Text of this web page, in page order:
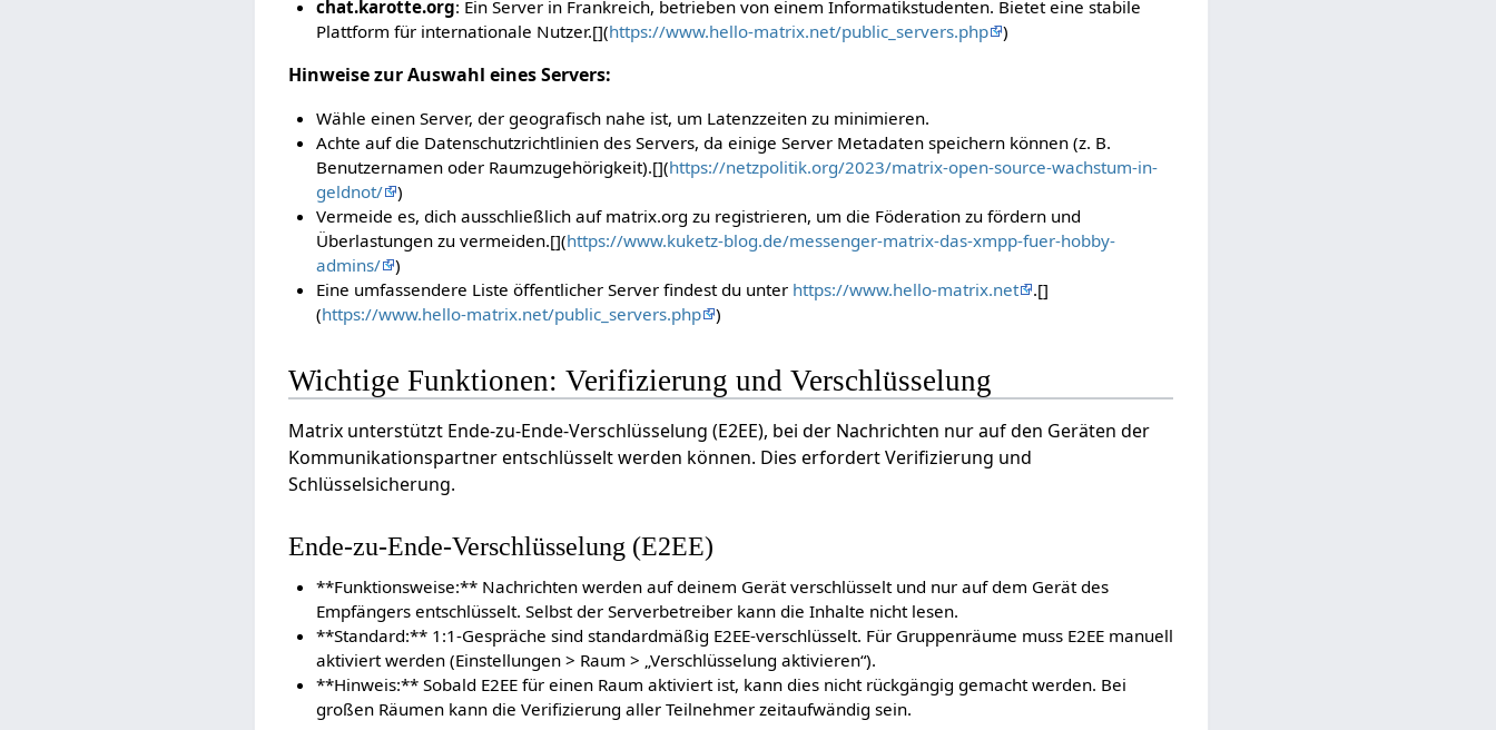
chat.karotte.org: Ein Server in Frankreich, betrieben von einem Informatikstudenten. Bietet eine stabile
Plattform für internationale Nutzer.[](https://www.hello-matrix.net/public_servers.php )
Hinweise zur Auswahl eines Servers:
Wähle einen Server, der geografisch nahe ist, um Latenzzeiten zu minimieren.
Achte auf die Datenschutzrichtlinien des Servers, da einige Server Metadaten speichern können (z. B.
Benutzernamen oder Raumzugehörigkeit).[](https://netzpolitik.org/2023/matrix-open-source-wachstum-in-
geldnot/
)
Vermeide es, dich ausschließlich auf matrix.org zu registrieren, um die Föderation zu fördern und
Überlastungen zu vermeiden.[](https://www.kuketz-blog.de/messenger-matrix-das-xmpp-fuer-hobby-
admins/
)
Eine umfassendere Liste öffentlicher Server findest du unter https://www.hello-matrix.net
.[]
(https://www.hello-matrix.net/public_servers.php )
Wichtige Funktionen: Verifizierung und Verschlüsselung
Matrix unterstützt Ende-zu-Ende-Verschlüsselung (E2EE), bei der Nachrichten nur auf den Geräten der
Kommunikationspartner entschlüsselt werden können. Dies erfordert Verifizierung und
Schlüsselsicherung.
Ende-zu-Ende-Verschlüsselung (E2EE)
**Funktionsweise:** Nachrichten werden auf deinem Gerät verschlüsselt und nur auf dem Gerät des
Empfängers entschlüsselt. Selbst der Serverbetreiber kann die Inhalte nicht lesen.
**Standard:** 1:1-Gespräche sind standardmäßig E2EE-verschlüsselt. Für Gruppenräume muss E2EE manuell
aktiviert werden (Einstellungen > Raum > „Verschlüsselung aktivieren“).
**Hinweis:** Sobald E2EE für einen Raum aktiviert ist, kann dies nicht rückgängig gemacht werden. Bei
großen Räumen kann die Verifizierung aller Teilnehmer zeitaufwändig sein.